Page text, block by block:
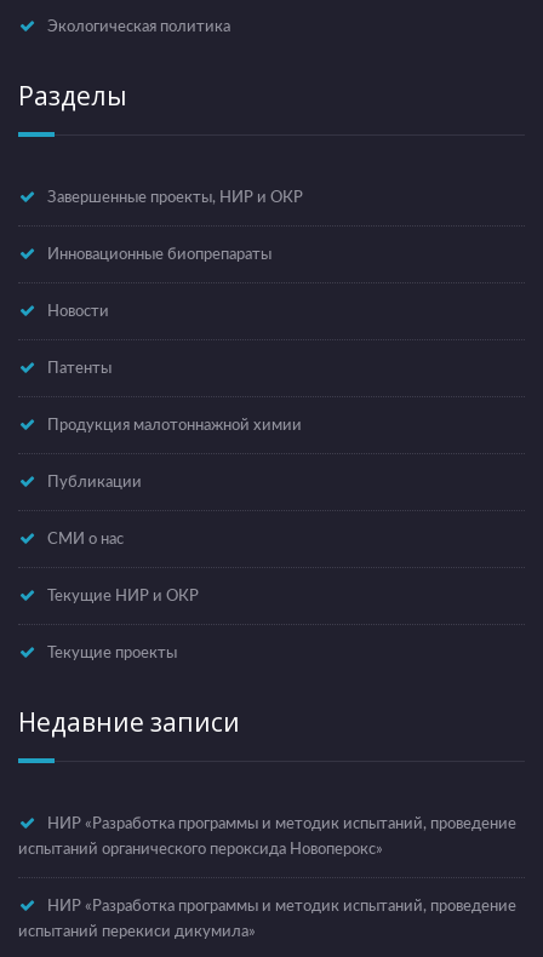
Экологическая политика
Разделы
Завершенные проекты, НИР и ОКР
Инновационные биопрепараты
Новости
Патенты
Продукция малотоннажной химии
Публикации
СМИ о нас
Текущие НИР и ОКР
Текущие проекты
Недавние записи
НИР «Разработка программы и методик испытаний, проведение
испытаний органического пероксида Новоперокс»
НИР «Разработка программы и методик испытаний, проведение
испытаний перекиси дикумила»